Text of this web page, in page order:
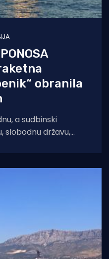
obranila
a sudbinski
slobodnu državu,